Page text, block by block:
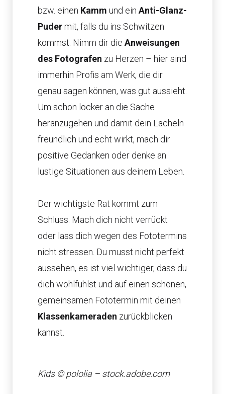
bzw. einen Kamm und ein Anti-Glanz-
Pudermit, falls du ins Schwitzen
kommst. Nimm dir die Anweisungen
des Fotografen zu Herzen – hier sind
immerhin Profis am Werk, die dir
genau sagen können, was gut aussieht.
Um schön locker an die Sache
heranzugehen und damit dein Lächeln
freundlich und echt wirkt, mach dir
positive Gedanken oder denke an
lustige Situationen aus deinem Leben.
Der wichtigste Rat kommt zum
Schluss: Mach dich nicht verrückt
oder lass dich wegen des Fototermins
nicht stressen. Du musst nicht perfekt
aussehen, es ist viel wichtiger, dass du
dich wohlfühlst und auf einen schönen,
gemeinsamen Fototermin mit deinen
Klassenkameraden zurückblicken
kannst.
Kids © pololia – stock.adobe.com